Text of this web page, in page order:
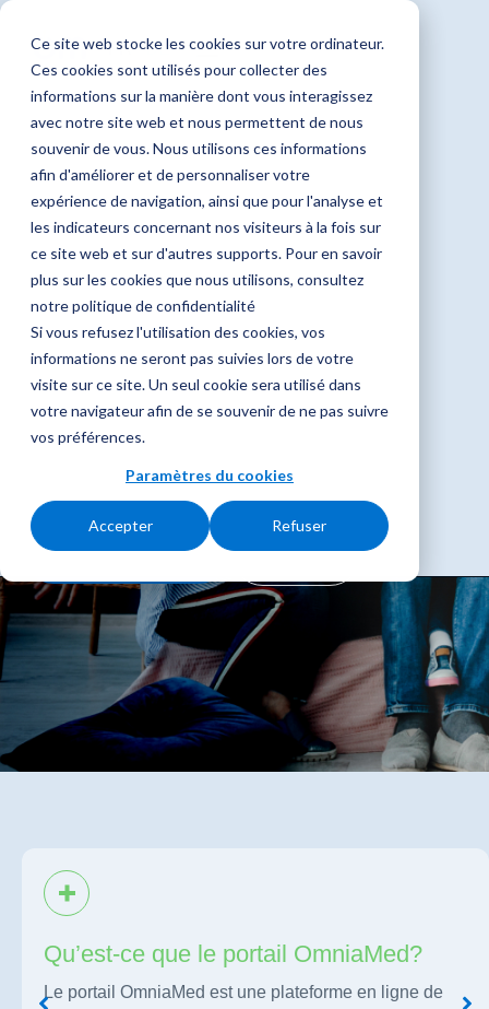
Ce site web stocke les cookies sur votre ordinateur.
Ces cookies sont utilisés pour collecter des
informations sur la manière dont vous interagissez
avec notre site web et nous permettent de nous
souvenir de vous. Nous utilisons ces informations
afin d'améliorer et de personnaliser votre
expérience de navigation, ainsi que pour l'analyse et
les indicateurs concernant nos visiteurs à la fois sur
ce site web et sur d'autres supports. Pour en savoir
plus sur les cookies que nous utilisons, consultez
notre politique de confidentialité
Si vous refusez l'utilisation des cookies, vos
informations ne seront pas suivies lors de votre
visite sur ce site. Un seul cookie sera utilisé dans
votre navigateur afin de se souvenir de ne pas suivre
vos préférences.
Paramètres du cookies
Accepter Refuser
FR DE
Bienvenue sur
OmniaMed
Votre lieu de référence pour les
ressources médicales d’OM Pharma
Nos médicaments Congrès
Qu’est-ce que le portail OmniaMed?
Le portail OmniaMed est une plateforme en ligne de